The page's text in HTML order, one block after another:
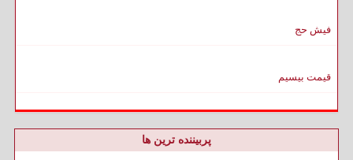
فیش حج
قیمت بیسیم
پربیننده ترین ها